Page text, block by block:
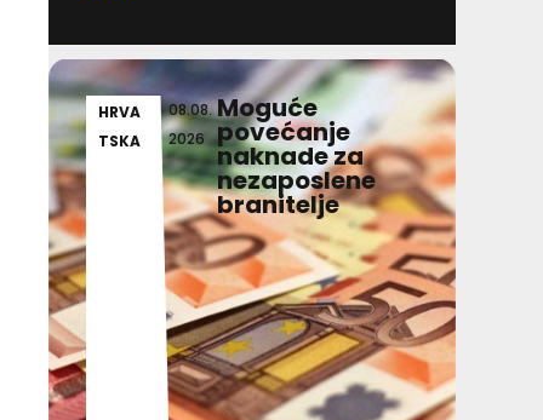
HRVA
TSKA
08.08.
2026
Moguće
povećanje
naknade za
nezaposlene
branitelje